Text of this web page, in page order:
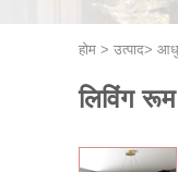
होम > उत्पाद>
लिविंग